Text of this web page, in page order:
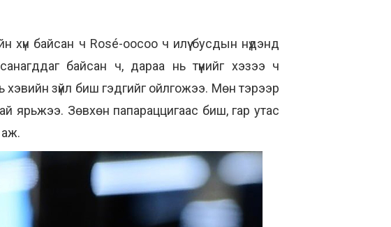
хүн байсан ч Rosé-оосоо ч илүү бусдын нүдэнд
байсан ч, дараа нь түүнийг хэзээ ч
хэвийн зүйл биш гэдгийг ойлгожээ. Мөн тэрээр
ярьжээ. Зөвхөн папараццигаас биш, гар утас
аж.